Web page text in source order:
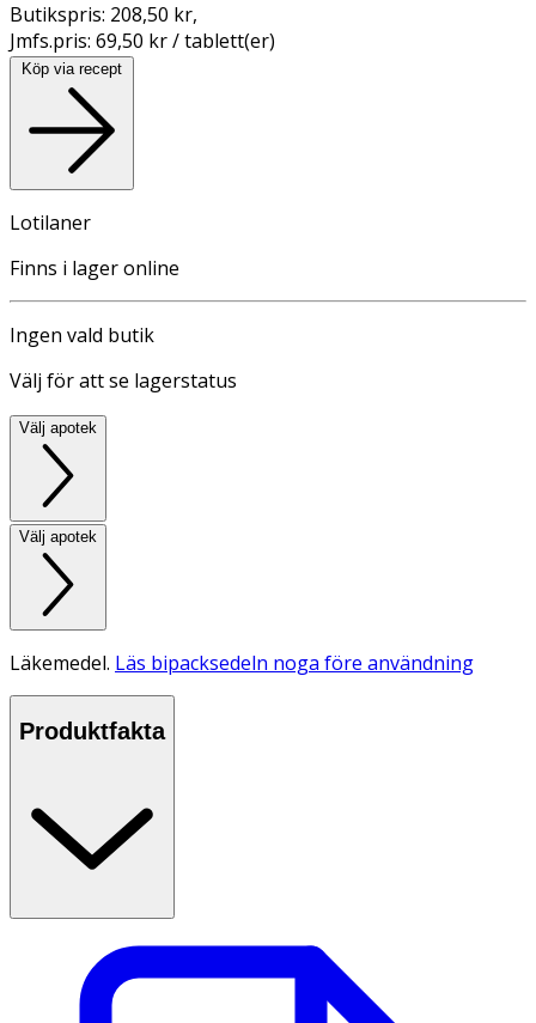
Butikspris: 208,50 kr,
Jmfs.pris: 69,50 kr / tablett(er)
Köp via recept
Lotilaner
Finns i lager online
Ingen vald butik
Välj för att se lagerstatus
Välj apotek
Välj apotek
Läkemedel. Läs bipacksedeln noga före användning
Produktfakta